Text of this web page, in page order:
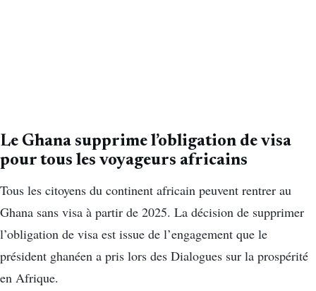
Le Ghana supprime l’obligation de visa
pour tous les voyageurs africains
Tous les citoyens du continent africain peuvent rentrer au
Ghana sans visa à partir de 2025. La décision de supprimer
l’obligation de visa est issue de l’engagement que le
président ghanéen a pris lors des Dialogues sur la prospérité
en Afrique.